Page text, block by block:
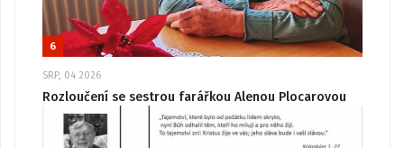
6
SRP, 04 2026
Rozloučení se sestrou farářkou Alenou Plocarovou